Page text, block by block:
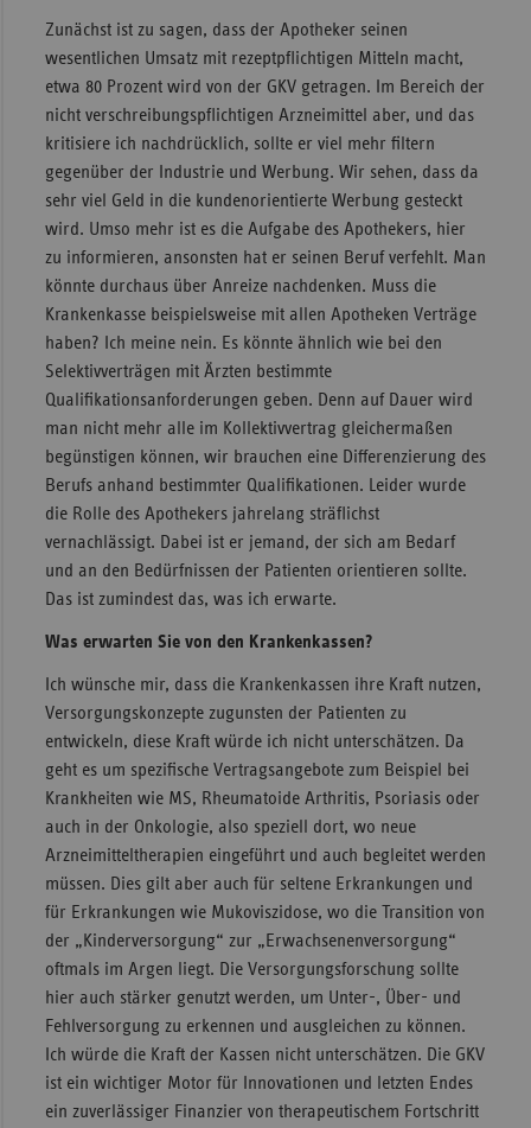
Zunächst ist zu sagen, dass der Apotheker seinen
wesentlichen Umsatz mit rezeptpflichtigen Mitteln macht,
etwa 80 Prozent wird von der GKV getragen. Im Bereich der
nicht verschreibungspflichtigen Arzneimittel aber, und das
kritisiere ich nachdrücklich, sollte er viel mehr filtern
gegenüber der Industrie und Werbung. Wir sehen, dass da
sehr viel Geld in die kundenorientierte Werbung gesteckt
wird. Umso mehr ist es die Aufgabe des Apothekers, hier
zu informieren, ansonsten hat er seinen Beruf verfehlt. Man
könnte durchaus über Anreize nachdenken. Muss die
Krankenkasse beispielsweise mit allen Apotheken Verträge
haben? Ich meine nein. Es könnte ähnlich wie bei den
Selektivverträgen mit Ärzten bestimmte
Qualifikationsanforderungen geben. Denn auf Dauer wird
man nicht mehr alle im Kollektivvertrag gleichermaßen
begünstigen können, wir brauchen eine Differenzierung des
Berufs anhand bestimmter Qualifikationen. Leider wurde
die Rolle des Apothekers jahrelang sträflichst
vernachlässigt. Dabei ist er jemand, der sich am Bedarf
und an den Bedürfnissen der Patienten orientieren sollte.
Das ist zumindest das, was ich erwarte.
Was erwarten Sie von den Krankenkassen?
Ich wünsche mir, dass die Krankenkassen ihre Kraft nutzen,
Versorgungskonzepte zugunsten der Patienten zu
entwickeln, diese Kraft würde ich nicht unterschätzen. Da
geht es um spezifische Vertragsangebote zum Beispiel bei
Krankheiten wie MS, Rheumatoide Arthritis, Psoriasis oder
auch in der Onkologie, also speziell dort, wo neue
Arzneimitteltherapien eingeführt und auch begleitet werden
müssen. Dies gilt aber auch für seltene Erkrankungen und
für Erkrankungen wie Mukoviszidose, wo die Transition von
der „Kinderversorgung“ zur „Erwachsenenversorgung“
oftmals im Argen liegt. Die Versorgungsforschung sollte
hier auch stärker genutzt werden, um Unter-, Über- und
Fehlversorgung zu erkennen und ausgleichen zu können.
Ich würde die Kraft der Kassen nicht unterschätzen. Die GKV
ist ein wichtiger Motor für Innovationen und letzten Endes
ein zuverlässiger Finanzier von therapeutischem Fortschritt